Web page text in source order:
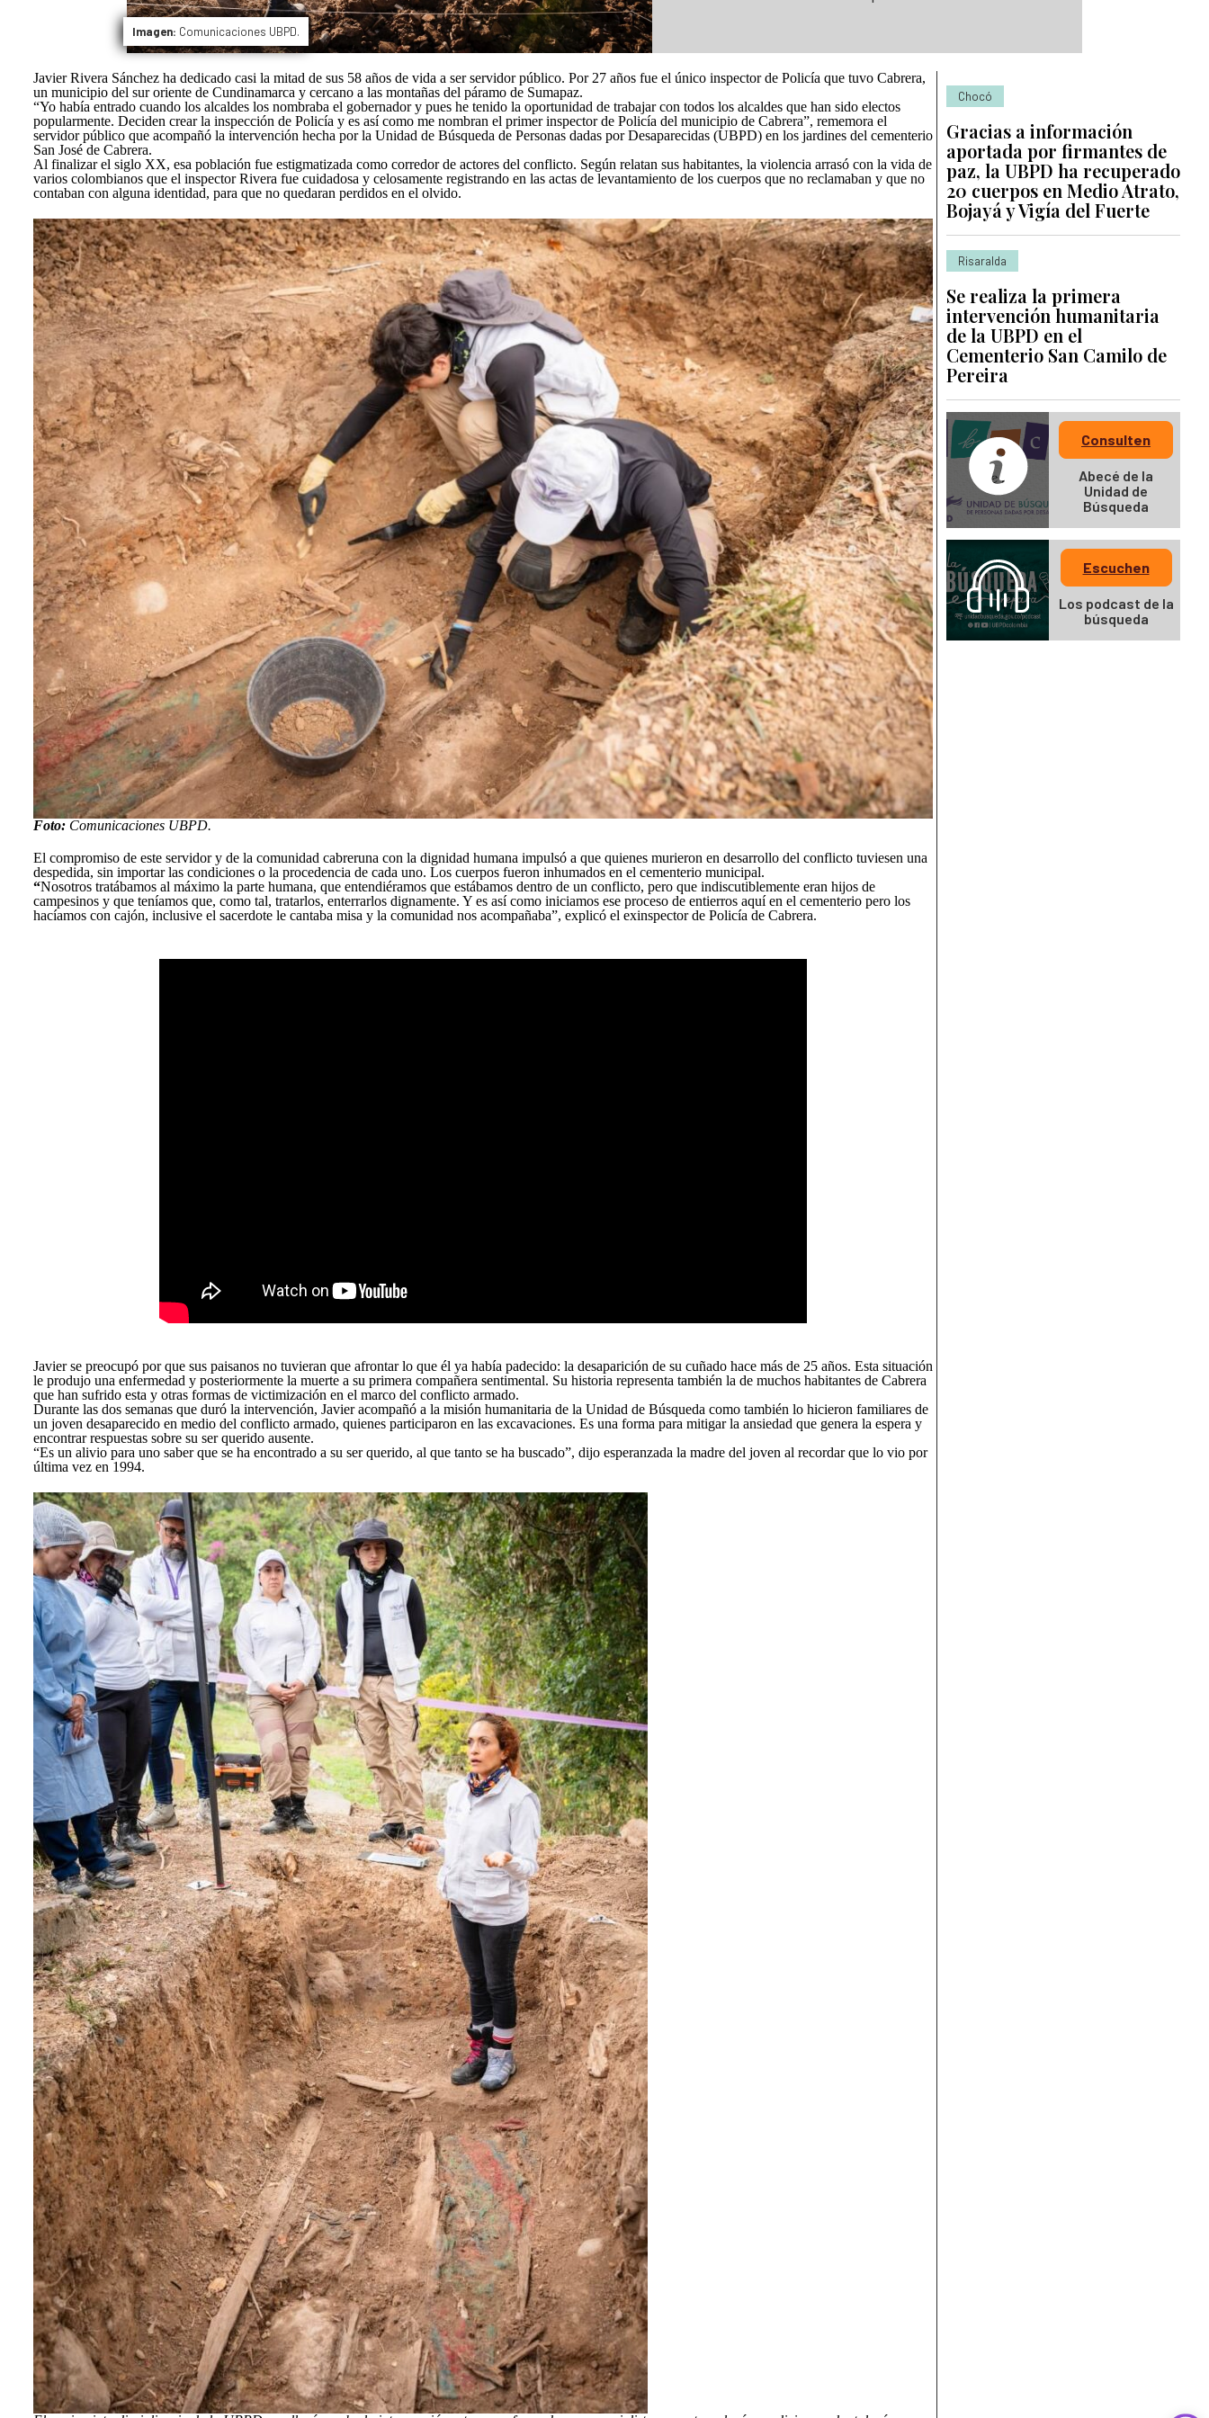
Imagen: Comunicaciones UBPD.
Javier Rivera Sánchez ha dedicado casi la mitad de sus 58 años de vida a ser servidor público. Por 27 años fue el único inspector de Policía que tuvo Cabrera,
un municipio del sur oriente de Cundinamarca y cercano a las montañas del páramo de Sumapaz.
“Yo había entrado cuando los alcaldes los nombraba el gobernador y pues he tenido la oportunidad de trabajar con todos los alcaldes que han sido electos
popularmente. Deciden crear la inspección de Policía y es así como me nombran el primer inspector de Policía del municipio de Cabrera”, rememora el
servidor público que acompañó la intervención hecha por la Unidad de Búsqueda de Personas dadas por Desaparecidas (UBPD) en los jardines del cementerio
San José de Cabrera.
Al finalizar el siglo XX, esa población fue estigmatizada como corredor de actores del conflicto. Según relatan sus habitantes, la violencia arrasó con la vida de
varios colombianos que el inspector Rivera fue cuidadosa y celosamente registrando en las actas de levantamiento de los cuerpos que no reclamaban y que no
contaban con alguna identidad, para que no quedaran perdidos en el olvido.
Foto:Comunicaciones UBPD.
El compromiso de este servidor y de la comunidad cabreruna con la dignidad humana impulsó a que quienes murieron en desarrollo del conflicto tuviesen una
despedida, sin importar las condiciones o la procedencia de cada uno. Los cuerpos fueron inhumados en el cementerio municipal.
“Nosotros tratábamos al máximo la parte humana, que entendiéramos que estábamos dentro de un conflicto, pero que indiscutiblemente eran hijos de
campesinos y que teníamos que, como tal, tratarlos, enterrarlos dignamente. Y es así como iniciamos ese proceso de entierros aquí en el cementerio pero los
hacíamos con cajón, inclusive el sacerdote le cantaba misa y la comunidad nos acompañaba”, explicó el exinspector de Policía de Cabrera.
Javier se preocupó por que sus paisanos no tuvieran que afrontar lo que él ya había padecido: la desaparición de su cuñado hace más de 25 años. Esta situación
le produjo una enfermedad y posteriormente la muerte a su primera compañera sentimental. Su historia representa también la de muchos habitantes de Cabrera
que han sufrido esta y otras formas de victimización en el marco del conflicto armado.
Durante las dos semanas que duró la intervención, Javier acompañó a la misión humanitaria de la Unidad de Búsqueda como también lo hicieron familiares de
un joven desaparecido en medio del conflicto armado, quienes participaron en las excavaciones. Es una forma para mitigar la ansiedad que genera la espera y
encontrar respuestas sobre su ser querido ausente.
“Es un alivio para uno saber que se ha encontrado a su ser querido, al que tanto se ha buscado”, dijo esperanzada la madre del joven al recordar que lo vio por
última vez en 1994.
Chocó
Gracias a información
aportada por firmantes de
paz, la UBPD ha recuperado
20 cuerpos en Medio Atrato,
Bojayá y Vigía del Fuerte
Risaralda
Se realiza la primera
intervención humanitaria
de la UBPD en el
Cementerio San Camilo de
Pereira
Consulten
Abecé de la
Unidad de
Búsqueda
Escuchen
Los podcast de la
búsqueda